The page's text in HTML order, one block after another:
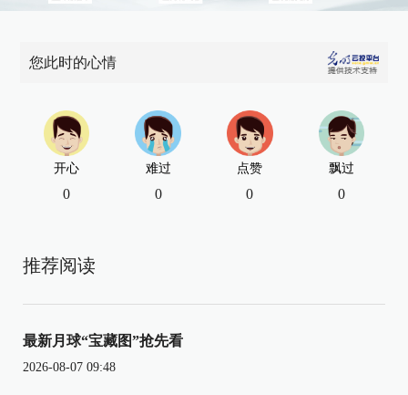
您此时的心情
开心
0
难过
0
点赞
0
飘过
0
推荐阅读
最新月球“宝藏图”抢先看
2026-08-07 09:48